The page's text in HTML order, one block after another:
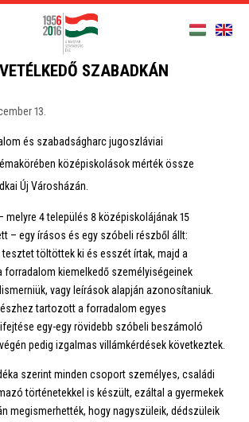
SZABADKÁN
13.
és szabadságharc jugoszláviai
középiskolások mérték össze
Új Városházán.
melyre 4 település 8 középiskolájának 15
– egy írásos és egy szóbeli részből állt:
tesztet töltöttek ki és esszét írtak, majd a
forradalom kiemelkedő személyiségeinek
vagy leírások alapján azonosítaniuk.
tartozott a forradalom egyes
egy-egy rövidebb szóbeli beszámoló
pedig izgalmas villámkérdések következtek.
szerint minden csoport személyes, családi
történetekkel is készült, ezáltal a gyermekek
megismerhették, hogy nagyszüleik, dédszüleik